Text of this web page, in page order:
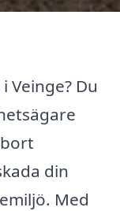
Du
din
Med